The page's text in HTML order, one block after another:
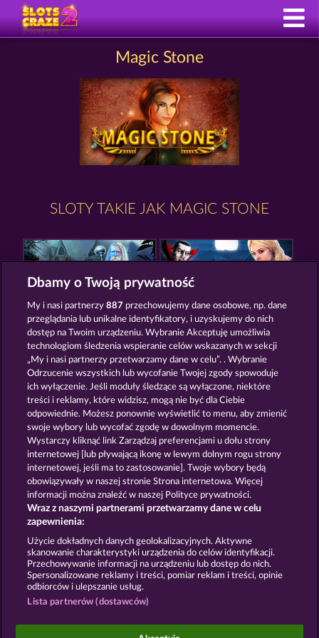
Magic Stone
SLOTY TAKIE JAK MAGIC STONE
CRYSTAL BALL CREATURES OF THE NIGHT
MAGIC MIRROR
Zasady i warunki Polityka prywatności
Nota prawna Firma FAQ Facebook
Prześlij wniosek o wypłatę
Gry społecznościowe mają przeznaczenie czysto
Dbamy o Twoją prywatność
My i nasi partnerzy887 przechowujemy dane osobowe, np. dane
przeglądania lub unikalne identyfikatory, i uzyskujemy do nich
dostęp na Twoim urządzeniu. Wybranie Akceptuję umożliwia
technologiom śledzenia wspieranie celów wskazanych w sekcji
„My i nasi partnerzy przetwarzamy dane w celu”. . Wybranie
Odrzucenie wszystkich lub wycofanie Twojej zgody spowoduje
ich wyłączenie. Jeśli moduły śledzące są wyłączone, niektóre
treści i reklamy, które widzisz, mogą nie być dla Ciebie
odpowiednie. Możesz ponownie wyświetlić to menu, aby zmienić
swoje wybory lub wycofać zgodę w dowolnym momencie.
Wystarczy kliknąć link Zarządzaj preferencjami u dołu strony
internetowej [lub pływającą ikonę w lewym dolnym rogu strony
internetowej, jeśli ma to zastosowanie]. Twoje wybory będą
obowiązywały w naszej stronie Strona internetowa. Więcej
informacji można znaleźć w naszej Polityce prywatności.
Wraz z naszymi partnerami przetwarzamy dane w celu
zapewnienia:
Użycie dokładnych danych geolokalizacyjnych. Aktywne
skanowanie charakterystyki urządzenia do celów identyfikacji.
Przechowywanie informacji na urządzeniu lub dostęp do nich.
Spersonalizowane reklamy i treści, pomiar reklam i treści, opinie
odbiorców i ulepszanie usług.
Lista partnerów (dostawców)